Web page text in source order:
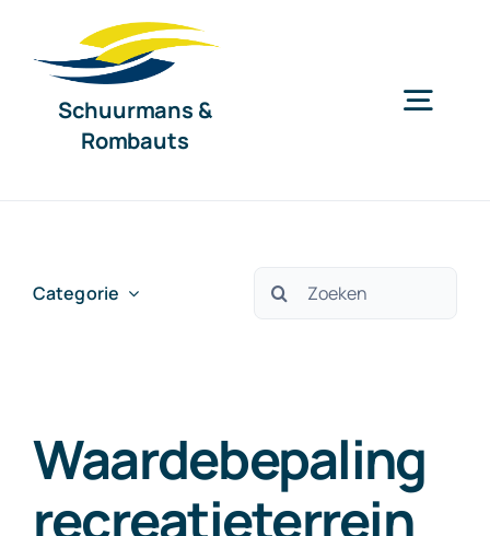
naar
Schuurmans &
Rombauts
Nieuws
Exact Online
Categorie
Zoeken
Waardebepaling
recreatieterrein